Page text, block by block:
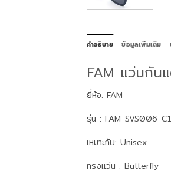
คำอธิบาย ข้อมูลเพิ่มเติม
FAM แว่นกัน
ยี่ห้อ: FAM
รุ่น : FAM-SVS006-C1
เหมาะกับ: Unisex
ทรงแว่น : Butterfly